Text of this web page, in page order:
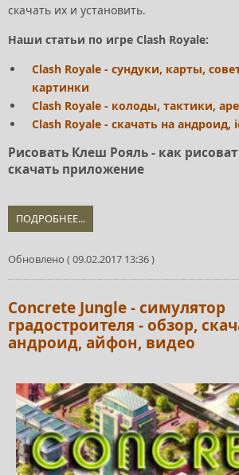
скачать их и установить.
Наши статьи по игре Clash Royale:
Clash Royale - сундуки, карты,
картинки
Clash Royale - колоды, тактики,
Clash Royale - скачать на андроид,
Рисовать Клеш Рояль - как
скачать приложение
ПОДРОБНЕЕ...
Обновлено ( 09.02.2017 13:36 )
Concrete Jungle - симулятор
градостроителя - обзор,
андроид, айфон, видео